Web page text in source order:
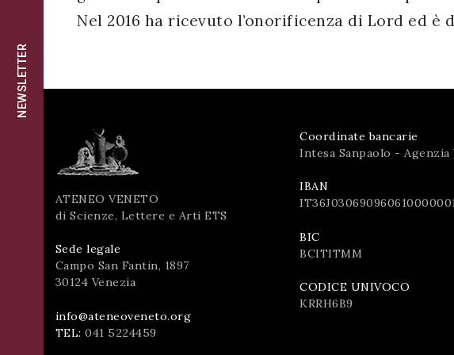
NEWSLETTER
ISCRIVITINel 2016 ha ricevuto l’onorificenza di Lord ed
successo!
ATENEO VENETO
di Scienze, Lettere e Arti ETS
Sede legale
Campo San Fantin, 1897
30124 Venezia
info@ateneoveneto.org
TEL: 041 5224459
Coordinate bancarie
Intesa Sanpaolo - Agenzia
IBAN
BIC
BCITITMM
CODICE UNIVOCO
KRRH6B9